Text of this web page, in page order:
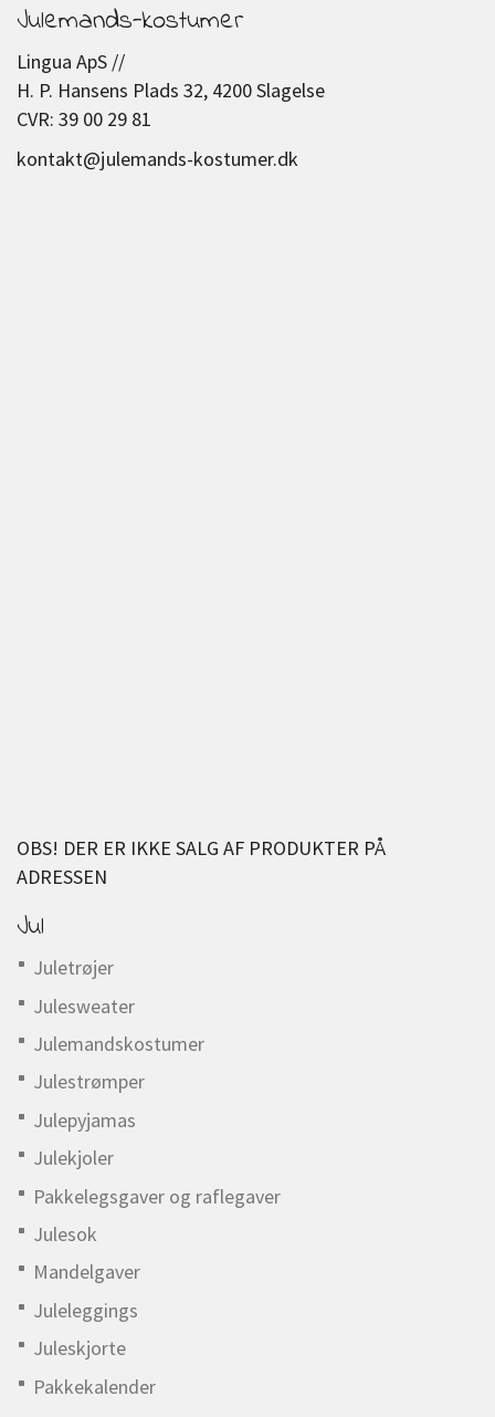
Julemands-kostumer
Lingua ApS //
H. P. Hansens Plads 32, 4200 Slagelse
CVR: 39 00 29 81
kontakt@julemands-kostumer.dk
OBS! DER ER IKKE SALG AF PRODUKTER PÅ
ADRESSEN
Jul
Juletrøjer
Julesweater
Julemandskostumer
Julestrømper
Julepyjamas
Julekjoler
Pakkelegsgaver og raflegaver
Julesok
Mandelgaver
Juleleggings
Juleskjorte
Pakkekalender